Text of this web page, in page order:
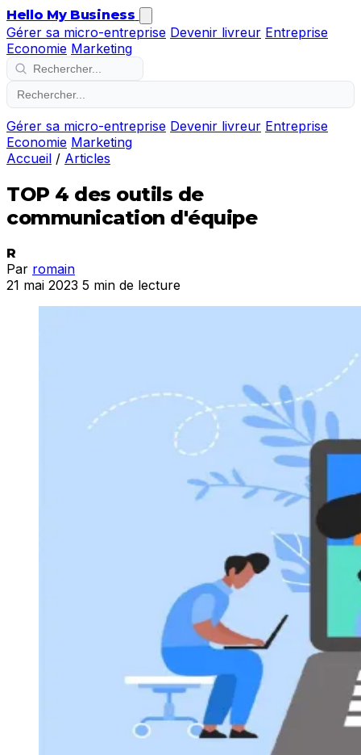
Hello My Business
Gérer sa micro-entreprise Devenir livreur Entreprise
Economie Marketing
Gérer sa micro-entreprise Devenir livreur Entreprise
Economie Marketing
Accueil / Articles
TOP 4 des outils de
communication d'équipe
R
Par romain
21 mai 2023 5 min de lecture